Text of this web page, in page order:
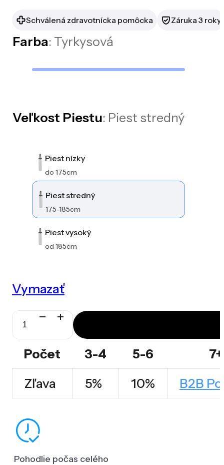
Schválená zdravotnícka pomôcka Záruka 3 roky
Farba: Tyrkysová
Veľkost Piestu: Piest stredný
Piest nízky
do 175cm
Piest stredný
175-185cm
Piest vysoký
od 185cm
Vymazať
množstvo
Spinergo
Beauty
Počet 3-4 5-6
7+
Zľava
5% 10% B2B
Pohodlie počas celého